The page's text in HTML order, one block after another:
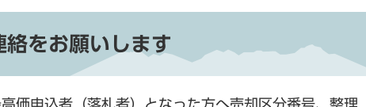
をお願いします
価申込者（落札者）となった方へ売却区分番号、整理